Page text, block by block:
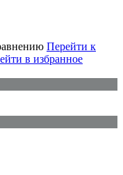
Перейти к
в избранное